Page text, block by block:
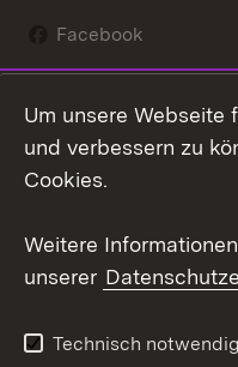
Facebook
Social Wall
Youtube
Kontakt
Barrierefreiheit
Um unsere Webseite
und verbessern zu
Cookies.
Weitere
unserer
Technisch